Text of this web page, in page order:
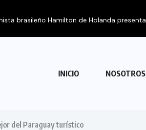
INICIO NOSOTROS
del Paraguay turístico